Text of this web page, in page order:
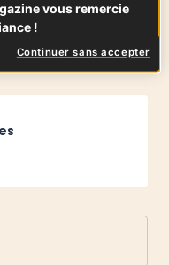
vous remercie
!
Continuer sans accepter